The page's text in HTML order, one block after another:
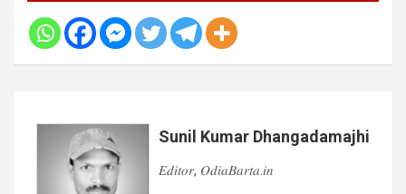
Sunil Kumar Dhangadamajhi
𝐸𝑑𝑖𝑡𝑜𝑟, 𝑂𝑑𝑖𝑎𝐵𝑎𝑟𝑡𝑎.𝑖𝑛